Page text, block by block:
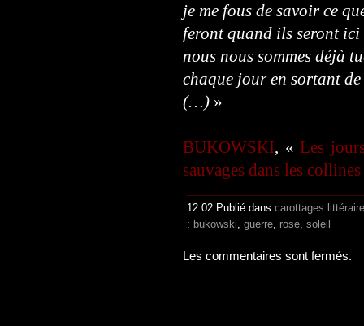
je me fous de savoir ce
feront quand ils seront ici
nous nous sommes déjà
chaque jour en sortant
(…) »
BUKOWSKI, « Les
sauvages dans les collines
12:02 Publié dans carottages
: bukowski, guerre, rose, soleil
Les commentaires sont fermés.